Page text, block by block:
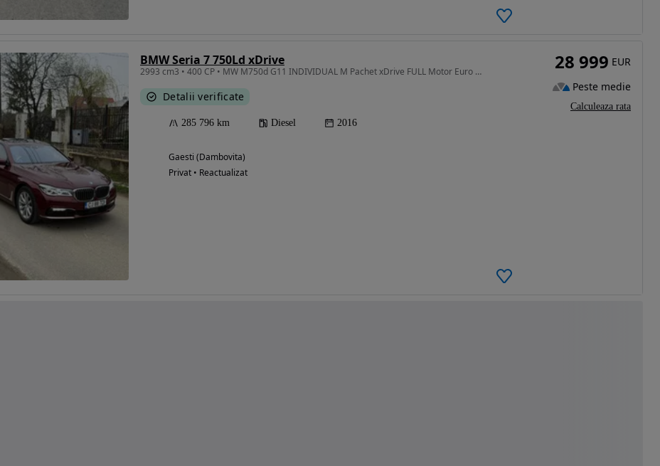
BMW Seria 7 750Ld xDrive
2993 cm3 • 400 CP • MW M750d G11 INDIVIDUAL M Pachet xDrive FULL Motor Euro 6, 2986cmc D
Detalii verificate
285 796 km Diesel 2016
Gaesti (Dambovita)
Privat • Reactualizat
28 999 EUR
Peste medie
Calculeaza rata